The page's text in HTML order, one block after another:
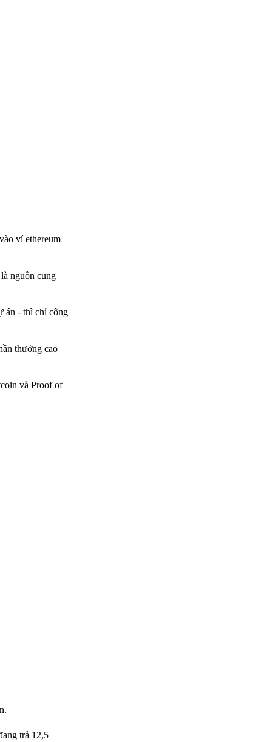
ví ethereum
nguồn cung
án - thì chỉ công
thưởng cao
và Proof of
trả 12,5